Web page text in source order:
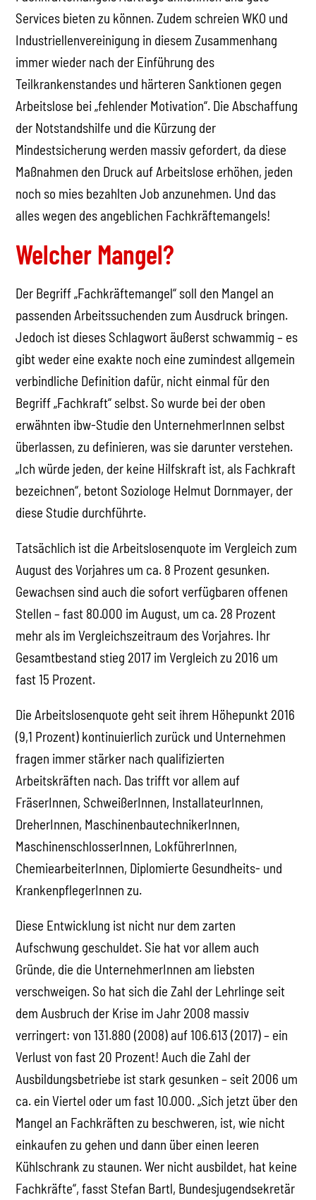
Services bieten zu können. Zudem schreien WKO und
Industriellenvereinigung in diesem Zusammenhang
immer wieder nach der Einführung des
Teilkrankenstandes und härteren Sanktionen gegen
Arbeitslose bei „fehlender Motivation“. Die Abschaffung
der Notstandshilfe und die Kürzung der
Mindestsicherung werden massiv gefordert, da diese
Maßnahmen den Druck auf Arbeitslose erhöhen, jeden
noch so mies bezahlten Job anzunehmen. Und das
alles wegen des angeblichen Fachkräftemangels!
Welcher Mangel?
Der Begriff „Fachkräftemangel“ soll den Mangel an
passenden Arbeitssuchenden zum Ausdruck bringen.
Jedoch ist dieses Schlagwort äußerst schwammig – es
gibt weder eine exakte noch eine zumindest allgemein
verbindliche Definition dafür, nicht einmal für den
Begriff „Fachkraft“ selbst. So wurde bei der oben
erwähnten ibw-Studie den UnternehmerInnen selbst
überlassen, zu definieren, was sie darunter verstehen.
„Ich würde jeden, der keine Hilfskraft ist, als Fachkraft
bezeichnen“, betont Soziologe Helmut Dornmayer, der
diese Studie durchführte.
Tatsächlich ist die Arbeitslosenquote im Vergleich zum
August des Vorjahres um ca. 8 Prozent gesunken.
Gewachsen sind auch die sofort verfügbaren offenen
Stellen – fast 80.000 im August, um ca. 28 Prozent
mehr als im Vergleichszeitraum des Vorjahres. Ihr
Gesamtbestand stieg 2017 im Vergleich zu 2016 um
fast 15 Prozent.
Die Arbeitslosenquote geht seit ihrem Höhepunkt 2016
(9,1 Prozent) kontinuierlich zurück und Unternehmen
fragen immer stärker nach qualifizierten
Arbeitskräften nach. Das trifft vor allem auf
FräserInnen, SchweißerInnen, InstallateurInnen,
DreherInnen, MaschinenbautechnikerInnen,
MaschinenschlosserInnen, LokführerInnen,
ChemiearbeiterInnen, Diplomierte Gesundheits- und
KrankenpflegerInnen zu.
Diese Entwicklung ist nicht nur dem zarten
Aufschwung geschuldet. Sie hat vor allem auch
Gründe, die die UnternehmerInnen am liebsten
verschweigen. So hat sich die Zahl der Lehrlinge seit
dem Ausbruch der Krise im Jahr 2008 massiv
verringert: von 131.880 (2008) auf 106.613 (2017) – ein
Verlust von fast 20 Prozent! Auch die Zahl der
Ausbildungsbetriebe ist stark gesunken – seit 2006 um
ca. ein Viertel oder um fast 10.000. „Sich jetzt über den
Mangel an Fachkräften zu beschweren, ist, wie nicht
einkaufen zu gehen und dann über einen leeren
Kühlschrank zu staunen. Wer nicht ausbildet, hat keine
Fachkräfte“, fasst Stefan Bartl, Bundesjugendsekretär